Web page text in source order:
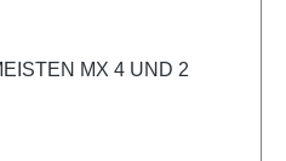
MX 4 UND 2